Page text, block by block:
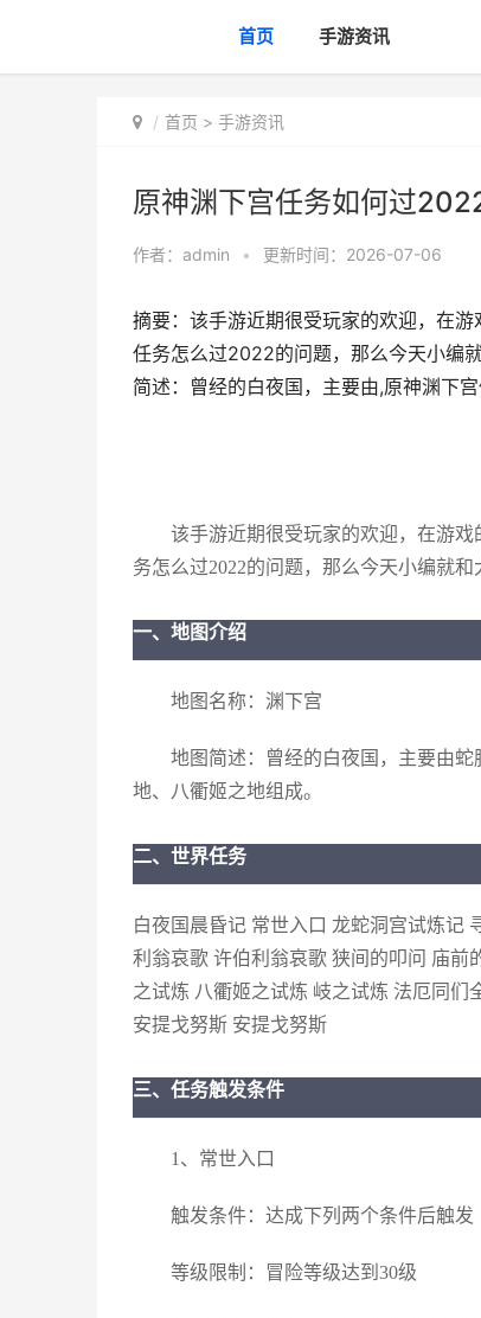
首页 手游资讯
首页 > 手游资讯
原神渊下宫任务如何过
作者： admin • 更新时间：2026-07-06
摘要：该手游近期很受玩家的欢迎，在
任务怎么过2022的问题，那么今天小编
简述：曾经的白夜国，主要由,原神渊下
该手游近期很受玩家的欢迎，在游
务怎么过2022的问题，那么今天小编就和
一、地图介绍
地图名称：渊下宫
地图简述：曾经的白夜国，主要由
地、八衢姬之地组成。
二、世界任务
白夜国晨昏记 常世入口 龙蛇洞宫试炼记
利翁哀歌 许伯利翁哀歌 狭间的叩问 庙前
之试炼 八衢姬之试炼 岐之试炼 法厄同
安提戈努斯 安提戈努斯
三、任务触发条件
1、常世入口
触发条件：达成下列两个条件后触发
等级限制：冒险等级达到30级